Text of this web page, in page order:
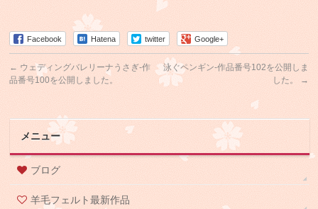
Facebook Hatena twitter Google+
← ウェディングバレリーナうさぎ-作
品番号100を公開しました。
泳ぐペンギン-作品番号102を公開しま
した。
→
メニュー
ブログ
羊毛フェルト最新作品